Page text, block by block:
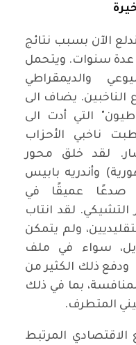
الآن بسبب نتائج
عدة سنوات. ويتحمل
والديمقراطي
الناخبين. يضاف الى
التي أدت الى
ناخبي الأحزاب
لقد خلق محور
وأندريه بابيس
صدعًا عميقًا في
لقد انتاب
ولم يتمكن
سواء في ملف
ودفع ذلك الكثير من
بما في ذلك
المتطرف.
الاقتصادي المرتبط